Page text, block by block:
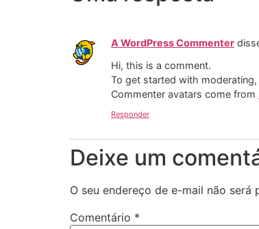
A WordPress Commenter
Hi, this is a comment.
To get started with
Commenter avatars come from
Responder
Deixe um
O seu endereço de e-mail não será
Comentário *